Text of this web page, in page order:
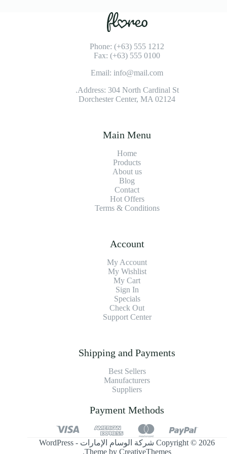
Phone: (+63) 555 1212
Fax: (+63) 555 0100
Email: info@mail.com
Address: 304 North Cardinal St.
Dorchester Center, MA 02124
Main Menu
Home
Products
About us
Blog
Contact
Hot Offers
Terms & Conditions
Account
My Account
My Wishlist
My Cart
Sign In
Specials
Check Out
Support Center
Shipping and Payments
Best Sellers
Manufacturers
Suppliers
Payment Methods
Copyright © 2026 شركة الوسام الإمارات - WordPress
Theme byCreativeThemes
.